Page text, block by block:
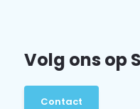
Volg ons op
Contact